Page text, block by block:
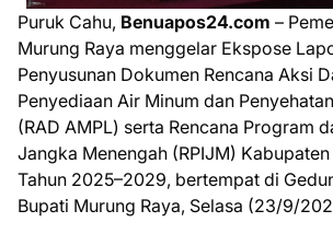
Puruk Cahu, Benuapos24.com –
Murung Raya menggelar Ekspose
Penyusunan Dokumen Rencana Aksi
Penyediaan Air Minum dan
(RAD AMPL) serta Rencana Program
Jangka Menengah (RPIJM)
Tahun 2025–2029, bertempat di
Bupati Murung Raya, Selasa (23/9/